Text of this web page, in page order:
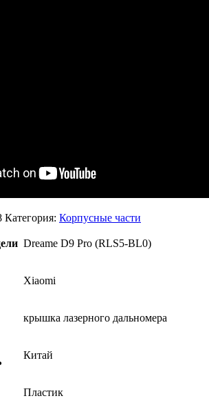
Категория: Корпусные части
Dreame D9 Pro (RLS5-BL0)
Xiaomi
крышка лазерного дальномера
Китай
Пластик